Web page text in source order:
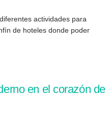
actividades para
de hoteles donde poder
en el corazón de